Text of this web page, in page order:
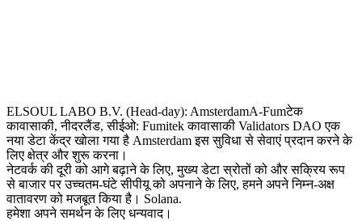
ELSOUL LABO B.V. (Head-day): AmsterdamA-Fumटेक
कावासाकी, नीदरलैंड, सीईओ: Fumitek कावासाकी Validators DAO एक
नया डेटा केंद्र खोला गया है Amsterdam इस सुविधा से सेवाएं प्रदान करने के
लिए क्षेत्र और शुरू करना।
नेटवर्क की दूरी को आगे बढ़ाने के लिए, मुख्य डेटा स्रोतों को और सक्रिय रूप
से बाजार पर उच्चतम-घंटे सीपीयू को अपनाने के लिए, हमने अपने निम्न-अक्ष
वातावरण को मजबूत किया है। Solana.
हमेशा अपने समर्थन के लिए धन्यवाद।